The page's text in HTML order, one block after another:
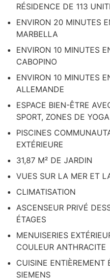
RÉSIDENCE DE 113
ENVIRON 20 MINUTES
MARBELLA
ENVIRON 10 MINUTES
CABOPINO
ENVIRON 10 MINUTES
ALLEMANDE
ESPACE BIEN-ÊTRE
SPORT, ZONES DE
PISCINES
EXTÉRIEURE
31,87 M² DE JARDIN
VUES SUR LA MER ET
CLIMATISATION
ASCENSEUR PRIVÉ
ÉTAGES
MENUISERIES
COULEUR ANTHRACITE
CUISINE ENTIÈREMENT
SIEMENS